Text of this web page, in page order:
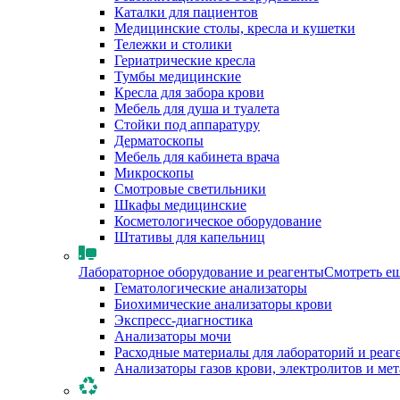
Каталки для пациентов
Медицинские столы, кресла и кушетки
Тележки и столики
Гериатрические кресла
Тумбы медицинские
Кресла для забора крови
Мебель для душа и туалета
Стойки под аппаратуру
Дерматоскопы
Мебель для кабинета врача
Микроскопы
Смотровые светильники
Шкафы медицинские
Косметологическое оборудование
Штативы для капельниц
Лабораторное оборудование и реагентыСмотреть
Гематологические анализаторы
Биохимические анализаторы крови
Экспресс-диагностика
Анализаторы мочи
Расходные материалы для лабораторий и
Анализаторы газов крови, электролитов и